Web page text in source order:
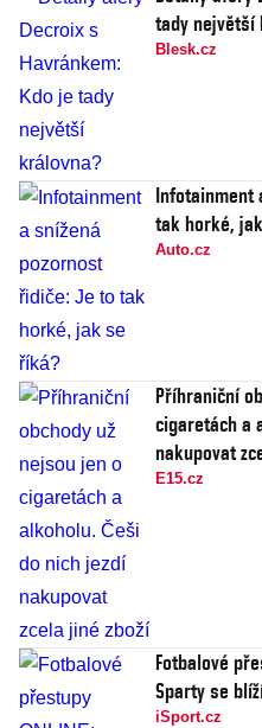
tady největší
Blesk.cz
Infotainment
tak horké,
Auto.cz
Příhraniční
cigaretách a
nakupovat
E15.cz
Fotbalové
Sparty se
iSport.cz